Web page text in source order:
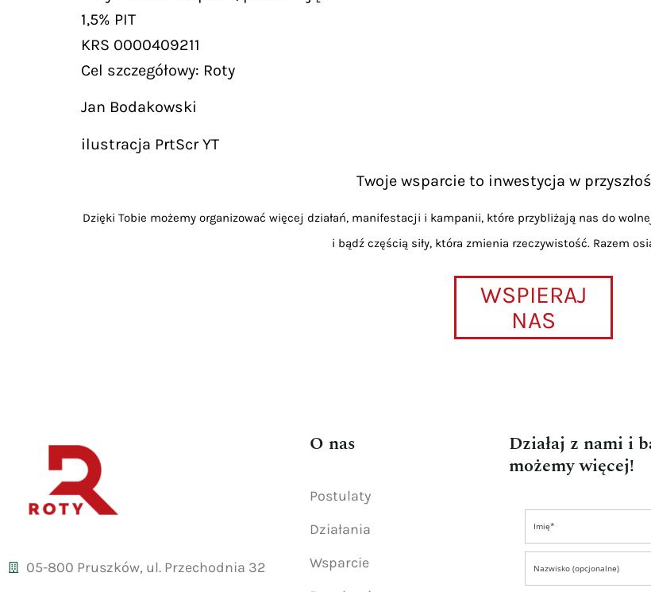
1,5% PIT
KRS 0000409211
Cel szczegółowy: Roty
Jan Bodakowski
ilustracja PrtScr YT
Twoje wsparcie to inwestycja w
Dzięki Tobie możemy organizować więcej działań, manifestacji i kampanii, które przybliżają nas do
i bądź częścią siły, która zmienia rzeczywistość. Razem
WSPIERAJ
NAS
05-800 Pruszków, ul. Przechodnia 32
O nas
Postulaty
Działania
Wsparcie
Działaj z nami i
możemy więcej!